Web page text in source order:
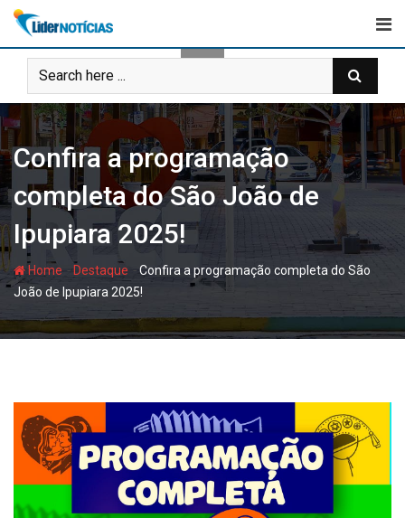
Skip
content
Confira a programação
completa do São João de
Ipupiara 2025!
Home - Destaque -Confira a programação completa do São
João de Ipupiara 2025!